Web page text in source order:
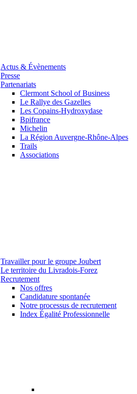
Actus & Évènements
Presse
Partenariats
Clermont School of Business
Le Rallye des Gazelles
Les Copains-Hydroxydase
Bpifrance
Michelin
La Région Auvergne-Rhône-Alpes
Trails
Associations
Travailler pour le groupe Joubert
Le territoire du Livradois-Forez
Recrutement
Nos offres
Candidature spontanée
Notre processus de recrutement
Index Égalité Professionnelle